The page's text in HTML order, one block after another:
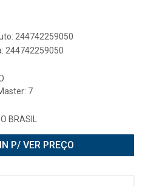
244742259050
244742259050
7
BRASIL
P/ VER PREÇO